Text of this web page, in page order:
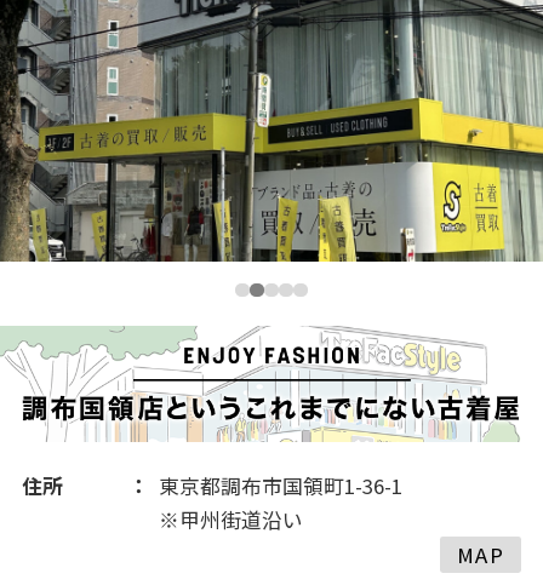
2020(240)
2019(310)
2018(260)
2017(241)
2016(456)
住所
東京都調布市国領町1-36-1
※甲州街道沿い
MAP